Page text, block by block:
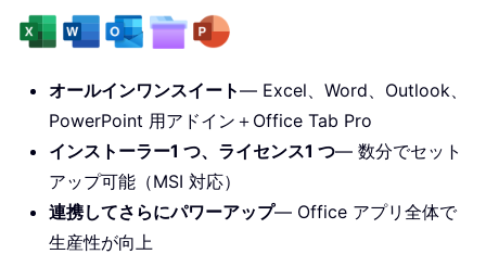
オールインワンスイート— Excel、Word、Outlook、
PowerPoint 用アドイン＋Office Tab Pro
インストーラー1 つ、ライセンス1 つ— 数分でセット
アップ可能（MSI 対応）
連携してさらにパワーアップ— Office アプリ全体で
生産性が向上